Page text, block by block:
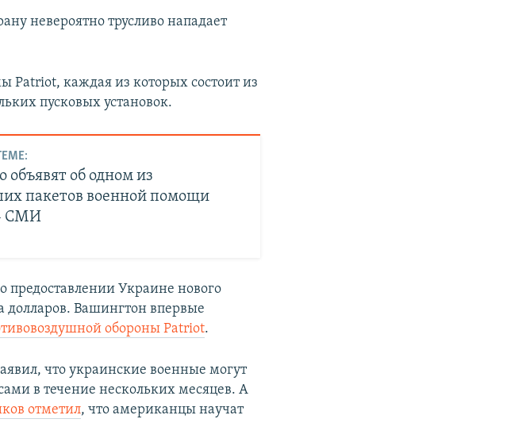
невероятно трусливо нападает
Patriot, каждая из которых состоит из
пусковых установок.
объявят об одном из
пакетов военной помощи
СМИ
предоставлении Украине нового
долларов. Вашингтон впервые
обороны Patriot.
что украинские военные могут
в течение нескольких месяцев. А
отметил, что американцы научат